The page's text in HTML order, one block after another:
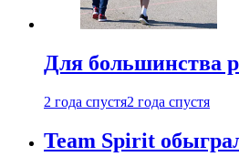
Для большинства
2 года спустя2 года спустя
Team Spirit